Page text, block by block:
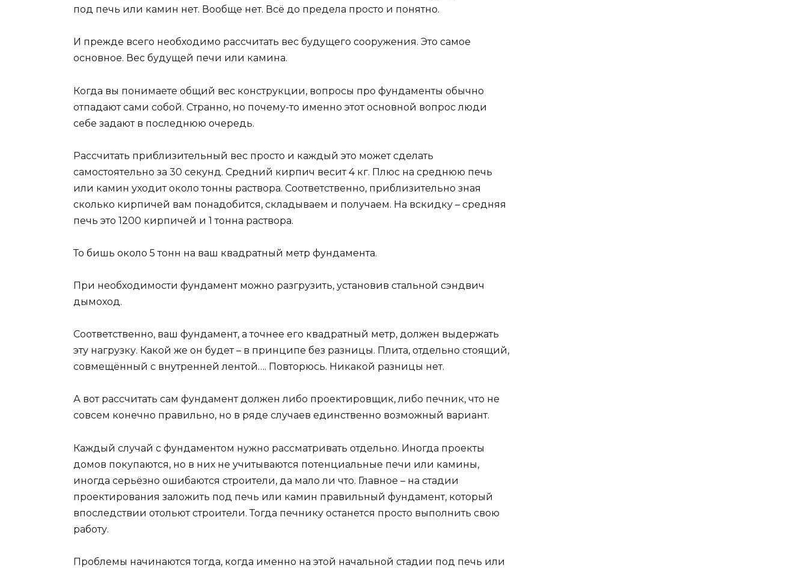
под печь или камин нет. Вообще нет. Всё до предела просто и понятно.
И прежде всего необходимо рассчитать вес будущего сооружения. Это самое
основное. Вес будущей печи или камина.
Когда вы понимаете общий вес конструкции, вопросы про фундаменты обычно
отпадают сами собой. Странно, но почему-то именно этот основной вопрос люди
себе задают в последнюю очередь.
Рассчитать приблизительный вес просто и каждый это может сделать
самостоятельно за 30 секунд. Средний кирпич весит 4 кг. Плюс на среднюю печь
или камин уходит около тонны раствора. Соответственно, приблизительно зная
сколько кирпичей вам понадобится, складываем и получаем. На вскидку – средняя
печь это 1200 кирпичей и 1 тонна раствора.
То бишь около 5 тонн на ваш квадратный метр фундамента.
При необходимости фундамент можно разгрузить, установив стальной сэндвич
дымоход.
Соответственно, ваш фундамент, а точнее его квадратный метр, должен выдержать
эту нагрузку. Какой же он будет – в принципе без разницы. Плита, отдельно стоящий,
совмещённый с внутренней лентой…. Повторюсь. Никакой разницы нет.
А вот рассчитать сам фундамент должен либо проектировщик, либо печник, что не
совсем конечно правильно, но в ряде случаев единственно возможный вариант.
Каждый случай с фундаментом нужно рассматривать отдельно. Иногда проекты
домов покупаются, но в них не учитываются потенциальные печи или камины,
иногда серьёзно ошибаются строители, да мало ли что. Главное – на стадии
проектирования заложить под печь или камин правильный фундамент, который
впоследствии отольют строители. Тогда печнику останется просто выполнить свою
работу.
Проблемы начинаются тогда, когда именно на этой начальной стадии под печь или